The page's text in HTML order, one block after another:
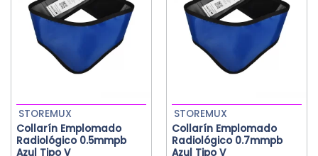
pueden
elegir
producto
Collarín Emplomado
Radiológico 0.5mmpb
Azul Tipo V
STOREMUX
Collarín Emplomado
Radiológico 0.7mmpb
Azul Tipo V
STOREMUX